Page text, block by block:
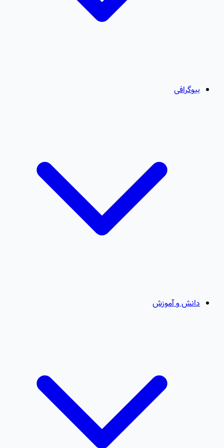
بیوگرافی
دانش و آموزش